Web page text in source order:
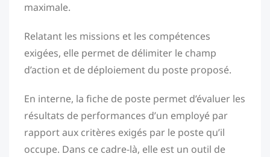
maximale.
Relatant les missions et les compétences
exigées, elle permet de délimiter le champ
d’action et de déploiement du poste proposé.
En interne, la fiche de poste permet d’évaluer les
résultats de performances d’un employé par
rapport aux critères exigés par le poste qu’il
occupe. Dans ce cadre-là, elle est un outil de